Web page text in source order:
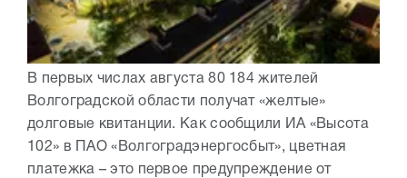
В первых числах августа 80 184 жителей
Волгоградской области получат «желтые»
долговые квитанции. Как сообщили ИА «Высота
102» в ПАО «Волгоградэнергосбыт», цветная
платежка – это первое предупреждение от